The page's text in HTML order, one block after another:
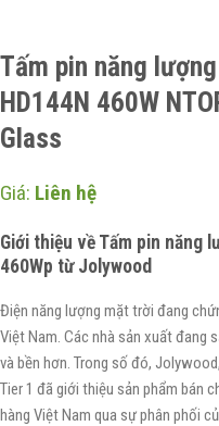
Tấm pin năng
HD144N 460W
Glass
Giá: Liên hệ
Giới thiệu về Tấm pin năng
460Wp từ Jolywood
Điện năng lượng mặt trời đang
Việt Nam. Các nhà sản xuất đang
và bền hơn. Trong số đó,
Tier 1 đã giới thiệu sản phẩm bán
hàng Việt Nam qua sự phân phối